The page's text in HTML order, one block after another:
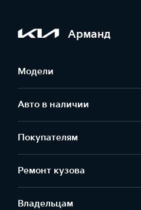
Арманд
Модели
Авто в наличии
Покупателям
Ремонт кузова
Владельцам